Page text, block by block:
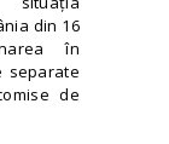
din 16
în
separate
de